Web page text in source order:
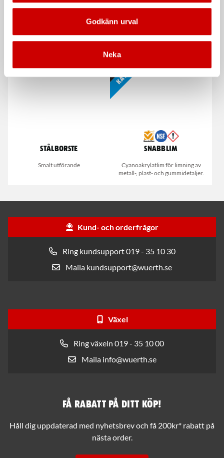
Godkänn urval
Neka
Vindruterengöring, Aktiv
Rengörande skumspray
Våtservett för glasögon
Dispenserbox med 100 st.
Stålborste
Smalt utförande
Kampanj
Snabblim
Cyanoakrylatlim för limning av
metall-, plast- och gummidetaljer.
Kund- och orderfrågor
Ring kundsupport 019 - 35 10 30
Maila kundsupport@wuerth.se
Växel
Ring växeln 019 - 35 10 00
Maila info@wuerth.se
Få rabatt på ditt köp!
Håll dig uppdaterad med nyhetsbrev och få 200kr* rabatt på
nästa order.